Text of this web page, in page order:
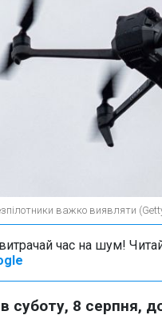
важко виявляти
час на шум! Читай
суботу, 8 серпня,